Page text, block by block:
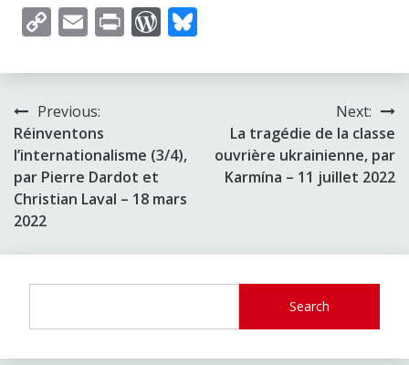
CopyEmailPrintWordPress
Post
navigation
Previous:
Réinventons
l’internationalisme (3/4),
par Pierre Dardot et
Christian Laval – 18 mars
2022
Next:
La tragédie de la classe
ouvrière ukrainienne, par
Karmína – 11 juillet 2022
Search